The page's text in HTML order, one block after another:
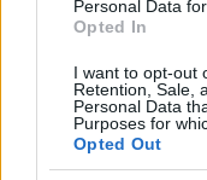
Personal Data
Opted In
I want to opt-out
Retention, Sale,
Personal Data
Purposes for
Opted Out
műemlékfelújítás
Történelmi táj,
megújul a tatai